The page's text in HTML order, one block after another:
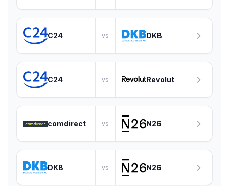
C24 vs DKB
C24 vs Revolut
comdirect vs N26
DKB vs N26